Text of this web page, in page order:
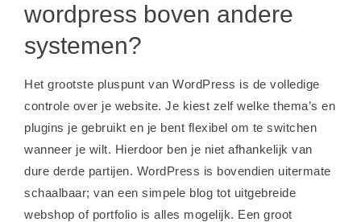
wordpress boven andere
systemen?
Het grootste pluspunt van WordPress is de volledige
controle over je website. Je kiest zelf welke thema’s en
plugins je gebruikt en je bent flexibel om te switchen
wanneer je wilt. Hierdoor ben je niet afhankelijk van
dure derde partijen. WordPress is bovendien uitermate
schaalbaar; van een simpele blog tot uitgebreide
webshop of portfolio is alles mogelijk. Een groot